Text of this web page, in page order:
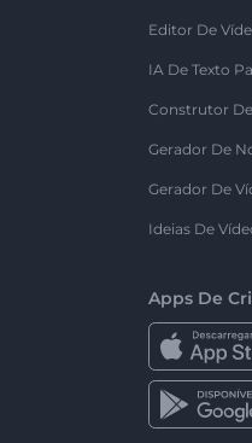
Editor De
IA De Texto
Construtor
Gerador De
Gerador De
Ideias De
Apps De